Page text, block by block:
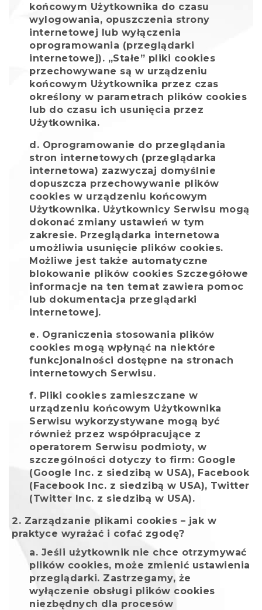
końcowym Użytkownika do czasu
wylogowania, opuszczenia strony
internetowej lub wyłączenia
oprogramowania (przeglądarki
internetowej). „Stałe” pliki cookies
przechowywane są w urządzeniu
końcowym Użytkownika przez czas
określony w parametrach plików cookies
lub do czasu ich usunięcia przez
Użytkownika.
Oprogramowanie do przeglądania
stron internetowych (przeglądarka
internetowa) zazwyczaj domyślnie
dopuszcza przechowywanie plików
cookies w urządzeniu końcowym
Użytkownika. Użytkownicy Serwisu mogą
dokonać zmiany ustawień w tym
zakresie. Przeglądarka internetowa
umożliwia usunięcie plików cookies.
Możliwe jest także automatyczne
blokowanie plików cookies Szczegółowe
informacje na ten temat zawiera pomoc
lub dokumentacja przeglądarki
internetowej.
Ograniczenia stosowania plików
cookies mogą wpłynąć na niektóre
funkcjonalności dostępne na stronach
internetowych Serwisu.
Pliki cookies zamieszczane w
urządzeniu końcowym Użytkownika
Serwisu wykorzystywane mogą być
również przez współpracujące z
operatorem Serwisu podmioty, w
szczególności dotyczy to firm: Google
(Google Inc. z siedzibą w USA), Facebook
(Facebook Inc. z siedzibą w USA), Twitter
(Twitter Inc. z siedzibą w USA).
Zarządzanie plikami cookies – jak w
praktyce wyrażać i cofać zgodę?
Jeśli użytkownik nie chce otrzymywać
plików cookies, może zmienić ustawienia
przeglądarki. Zastrzegamy, że
wyłączenie obsługi plików cookies
niezbędnych dla procesów